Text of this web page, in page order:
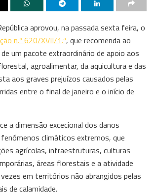
aprovou, na passada sexta feira, o
n.º 620/XVII/1.ª, que recomenda ao
um pacote extraordinário de apoio aos
agroalimentar, da aquicultura e das
aos graves prejuízos causados pelas
entre o final de janeiro e o início de
a dimensão excecional dos danos
climáticos extremos, que
agrícolas, infraestruturas, culturas
áreas florestais e a atividade
em territórios não abrangidos pelas
de calamidade.